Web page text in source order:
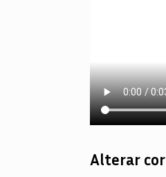
Alterar cor